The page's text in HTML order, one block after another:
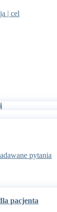
| cel
pytania
pacjenta